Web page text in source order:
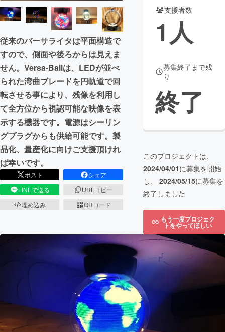
CAMPFIRE for Social Good CAMPFIRE Creation
CAMPFIREふるさと納税machi-ya コミュニティ
従来のバーサライタは平面構造で
すので、側面や後ろからは見えま
せん。Versa-Ballは、LEDが並べ
られた湾曲ブレードを円軌道で回
転させる事により、残像を利用し
て全方位から視認可能な映像を表
示する機器です。電源はシーリン
グプラグからも供給可能です。製
品化、量産化に向けご支援頂けれ
ば幸いです。
ポスト
シェア
LINEで送る
URLコピー
埋め込み
QRコード
支援者数
1人
募集終了まで残
り
終了
このプロジェクトは、
2024/04/01に募集を開始
し、 2024/05/15に募集を
終了しました
もう一度プロジェク
トをやってほしい